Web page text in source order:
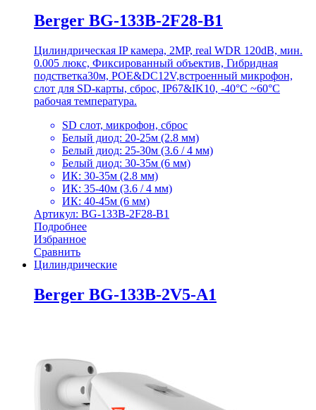
Berger BG-133B-2F28-B1
Цилиндрическая IP камера, 2MP, real WDR 120dB, мин.
0.005 люкс, Фиксированный объектив, Гибридная
подстветка30м, POE&DC12V,встроенный микрофон,
слот для SD-карты, сброс, IP67&IK10, -40°C ~60°C
рабочая температура.
SD слот, микрофон, сброс
Белый диод: 20-25м (2.8 мм)
Белый диод: 25-30м (3.6 / 4 мм)
Белый диод: 30-35м (6 мм)
ИК: 30-35м (2.8 мм)
ИК: 35-40м (3.6 / 4 мм)
ИК: 40-45м (6 мм)
Артикул: BG-133B-2F28-B1
Подробнее
Избранное
Сравнить
Цилиндрические
Berger BG-133B-2V5-A1